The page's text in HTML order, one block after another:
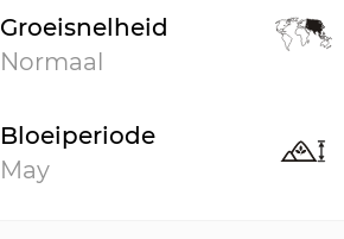
Groeisnelheid
Normaal
Bloeiperiode
May